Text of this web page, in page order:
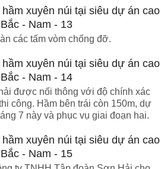
các tấm vòm chống đỡ.
được nối thông với độ chính xác
công. Hầm bên trái còn 150m, dự
7 này và phục vụ giai đoạn hai.